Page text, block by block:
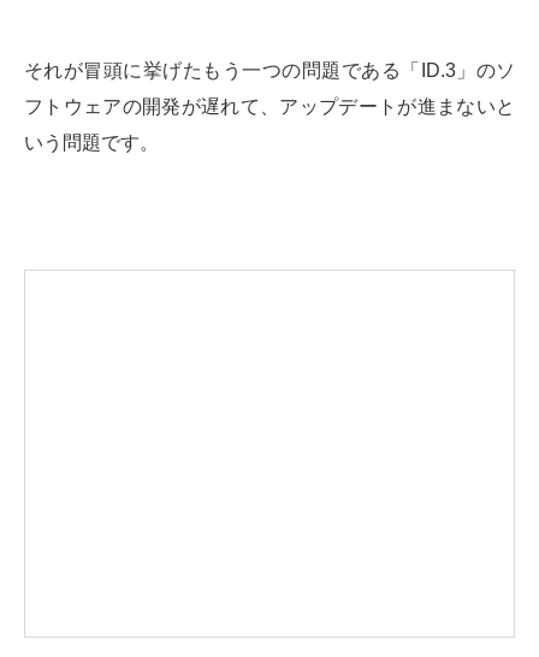
それが冒頭に挙げたもう一つの問題である「ID.3」のソ
フトウェアの開発が遅れて、アップデートが進まないと
いう問題です。